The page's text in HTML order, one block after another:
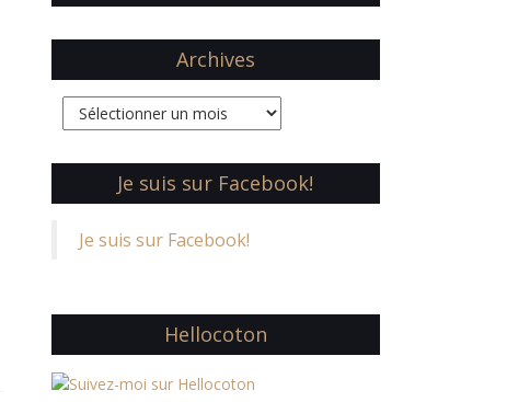
Archives
Archives
Je suis sur Facebook!
Je suis sur Facebook!
Hellocoton